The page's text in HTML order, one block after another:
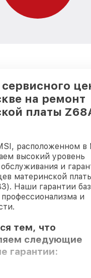
на ремонт
платы
расположенном в
высокий уровень
и
материнской
Наши гарантии
и
тем, что
следующие
гарантии: